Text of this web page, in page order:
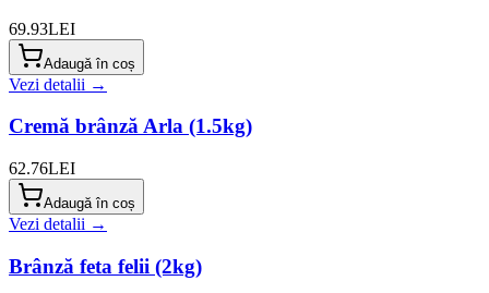
69.93LEI
Adaugă în coș
Vezi detalii →
Cremă brânză Arla (1.5kg)
62.76LEI
Adaugă în coș
Vezi detalii →
Brânză feta felii (2kg)